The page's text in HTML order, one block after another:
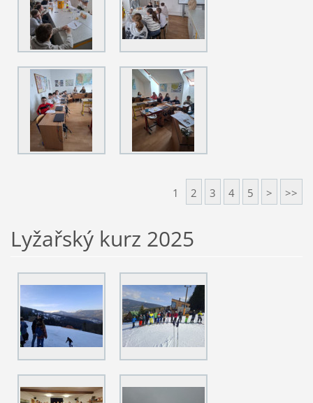
1 2 3 4 5 > >>
Lyžařský kurz 2025